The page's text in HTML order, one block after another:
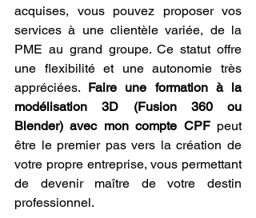
acquises, vous pouvez proposer vos
services à une clientèle variée, de la
PME au grand groupe. Ce statut offre
une flexibilité et une autonomie très
appréciées. Faire une formation à la
modélisation 3D (Fusion 360 ou
Blender) avec mon compte CPF peut
être le premier pas vers la création de
votre propre entreprise, vous permettant
de devenir maître de votre destin
professionnel.